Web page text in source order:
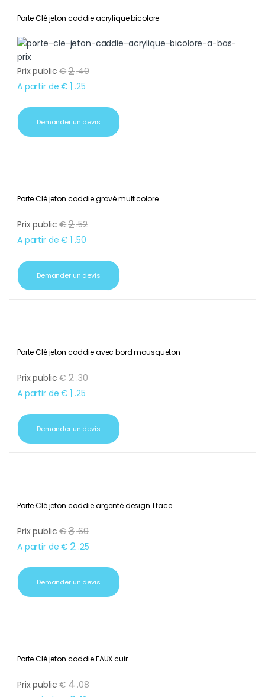
Porte Clé jeton caddie acrylique bicolore
Prix public €2.40
A partir de € 1 .25
Demander un devis
Porte Clé jeton caddie gravé multicolore
Prix public €2.52
A partir de € 1 .50
Demander un devis
Porte Clé jeton caddie avec bord mousqueton
Prix public €2.30
A partir de € 1 .25
Demander un devis
Porte Clé jeton caddie argenté design 1 face
Prix public €3.69
A partir de € 2 .25
Demander un devis
Porte Clé jeton caddie FAUX cuir
Prix public €4.08